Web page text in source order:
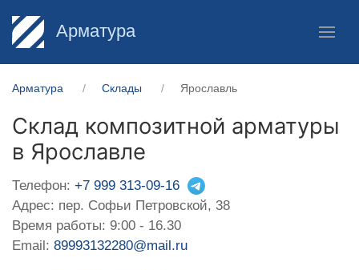
Арматура
Арматура Склады Ярославль
Склад композитной арматуры
в Ярославле
Телефон: +7 999 313-09-16
Адрес: пер. Софьи Петровской, 38
Время работы: 9:00 - 16.30
Email: 89993132280@mail.ru